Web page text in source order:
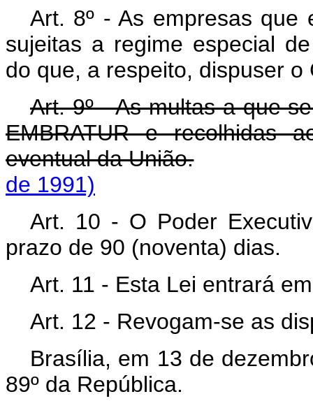
Art. 8º - As empresas que
sujeitas a regime especial
do que, a respeito, dispuser
Art. 9º - As multas a que
EMBRATUR e recolhidas
eventual da União.
de 1991)
Art. 10 - O Poder
prazo de 90 (noventa) dias.
Art. 11 - Esta Lei entrará
Art. 12 - Revogam-se as
Brasília, em 13 de
89º da República.